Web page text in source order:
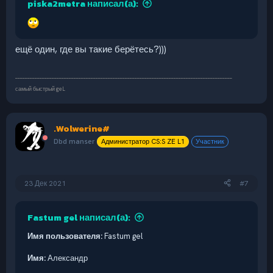
piska2metra написал(а):
ещё один, где вы такие берётесь?)))
самый быстрый geL
.Wolwerine#
Dbd manser Администратор CS:S ZE L1 Участник
23 Дек 2021 #7
Fastum gel написал(а):
Имя пользователя:Fastum gel
Имя:Александр